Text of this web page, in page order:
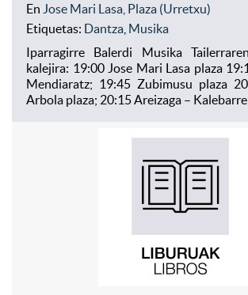
En Jose Mari Lasa, Plaza (Urretxu)
Etiquetas: Dantza Musika
Iparragirre Balerdi Musika
kalejira: 19:00 Jose Mari Lasa plaza
Mendiaratz; 19:45 Zubimusu plaza
Arbola plaza; 20:15 Areizaga –